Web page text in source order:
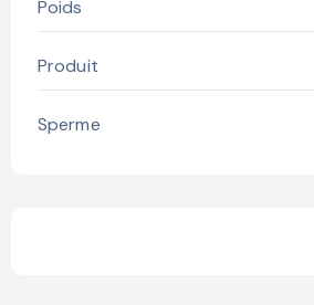
Poids
Produit
Sperme